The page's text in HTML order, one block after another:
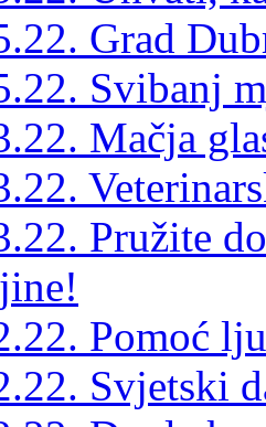
Grad
Svibanj
Mačja
Pružite
Pomoć
Svjetski